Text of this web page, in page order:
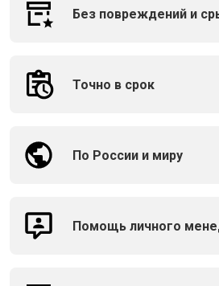
Без повреждений и
Точно в срок
По России и миру
Помощь личного